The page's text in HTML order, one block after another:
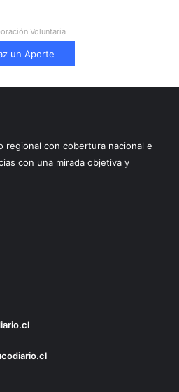
Voluntaria
un Aporte
regional con cobertura nacional e
con una mirada objetiva y